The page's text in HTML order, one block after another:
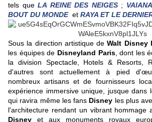
tels que LA REINE DES NEIGES;
BOUT DU MONDEet RAYA ET LE
Sous la direction artistique deWalt Disney
les équipes de Disneyland Paris, dont les
la division Spectacle, Hotels & Resorts,
d'autres sont actuellement à pied
nombreux artisans et de fournisseurs
expérience immersive unique, jusque dans
qui ravira même les fans Disney les plus
l'architecture rendant un vibrant hommage
Disney et aux monuments royaux